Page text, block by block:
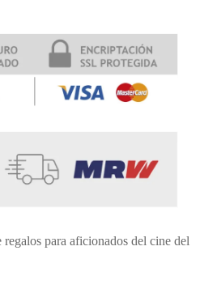
Las
opciones
se
pueden
producto
regalos para aficionados del cine del